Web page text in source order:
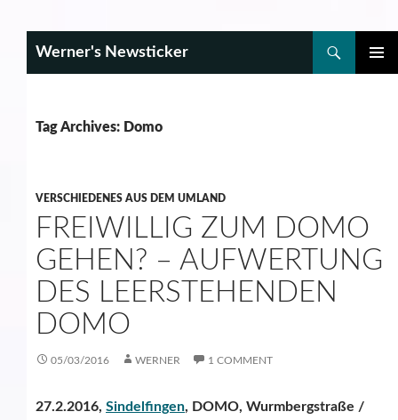
Werner's Newsticker
Tag Archives: Domo
VERSCHIEDENES AUS DEM UMLAND
FREIWILLIG ZUM DOMO
GEHEN? – AUFWERTUNG
DES LEERSTEHENDEN
DOMO
05/03/2016 WERNER 1 COMMENT
27.2.2016, Sindelfingen, DOMO, Wurmbergstraße /